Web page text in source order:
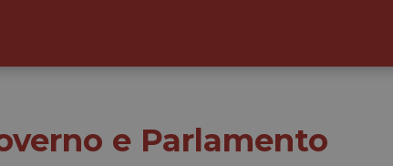
e Parlamento